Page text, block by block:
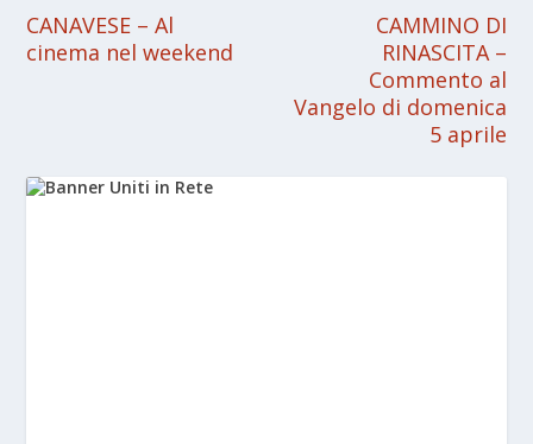
CANAVESE – Al
cinema nel weekend
CAMMINO DI
RINASCITA –
Commento al
Vangelo di domenica
5 aprile